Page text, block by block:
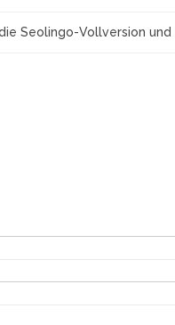
Seolingo-Vollversion